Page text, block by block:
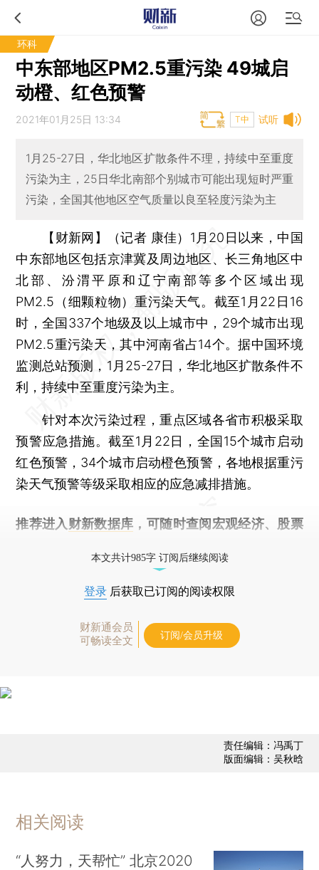
环科
中东部地区PM2.5重污染 49城启
动橙、红色预警
试听
2021年01月25日 13:34 T中
1月25-27日，华北地区扩散条件不理，持续中至重度
污染为主，25日华北南部个别城市可能出现短时严重
污染，全国其他地区空气质量以良至轻度污染为主
【财新网】（记者 康佳） 1月20日以来，中国
中东部地区包括京津冀及周边地区、长三角地区中
北部、汾渭平原和辽宁南部等多个区域出现
PM2.5（细颗粒物）重污染天气。截至1月22日16
时，全国337个地级及以上城市中，29个城市出现
PM2.5重污染天，其中河南省占14个。据中国环境
监测总站预测，1月25-27日，华北地区扩散条件不
利，持续中至重度污染为主。
针对本次污染过程，重点区域各省市积极采取
预警应急措施。截至1月22日，全国15个城市启动
红色预警，34个城市启动橙色预警，各地根据重污
染天气预警等级采取相应的应急减排措施。
推荐进入 财新数据库 ，可随时查阅宏观经济、股票
本文共计985字 订阅后继续阅读
登录 后获取已订阅的阅读权限
财新通会员
可畅读全文
订阅/会员升级
责任编辑：冯禹丁
版面编辑：吴秋晗
相关阅读
“人努力，天帮忙” 北京2020